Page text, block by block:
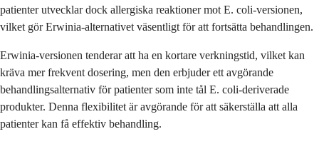
patienter utvecklar dock allergiska reaktioner mot E. coli-versionen,
vilket gör Erwinia-alternativet väsentligt för att fortsätta behandlingen.
Erwinia-versionen tenderar att ha en kortare verkningstid, vilket kan
kräva mer frekvent dosering, men den erbjuder ett avgörande
behandlingsalternativ för patienter som inte tål E. coli-deriverade
produkter. Denna flexibilitet är avgörande för att säkerställa att alla
patienter kan få effektiv behandling.